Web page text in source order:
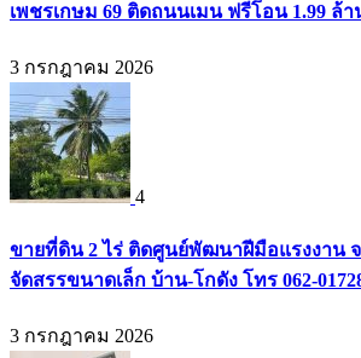
เพชรเกษม 69 ติดถนนเมน ฟรีโอน 1.99 ล้า
3 กรกฎาคม 2026
4
ขายที่ดิน 2 ไร่ ติดศูนย์พัฒนาฝีมือแรงงาน
จัดสรรขนาดเล็ก บ้าน-โกดัง โทร 062-
3 กรกฎาคม 2026